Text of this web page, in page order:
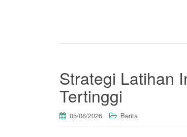
Strategi Latihan
Tertinggi
05/08/2026 Berita